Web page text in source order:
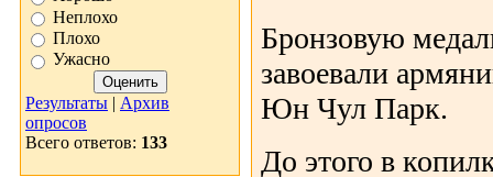
Неплохо
Плохо
Ужасно
Результаты | Архив
опросов
Всего ответов: 133
Бронзовую
завоевали
Юн Чул Парк.
До этого в